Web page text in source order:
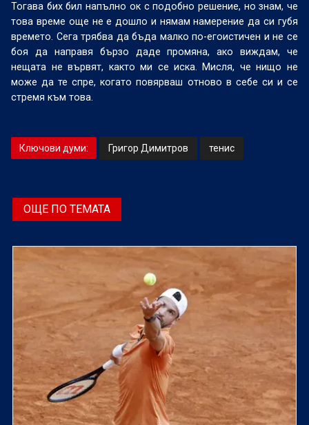
Тогава бих бил напълно ок с подобно решение, но знам, че
това време още не е дошло и нямам намерение да си губя
времето. Сега трябва да бъда малко по-егоистичен и не се
боя да направя бързо даде промяна, ако виждам, че
нещата не вървят, както ми се иска. Мисля, че нищо не
може да те спре, когато повярваш отново в себе си и се
стремя към това.
Ключови думи: Григор Димитров тенис
ОЩЕ ПО ТЕМАТА